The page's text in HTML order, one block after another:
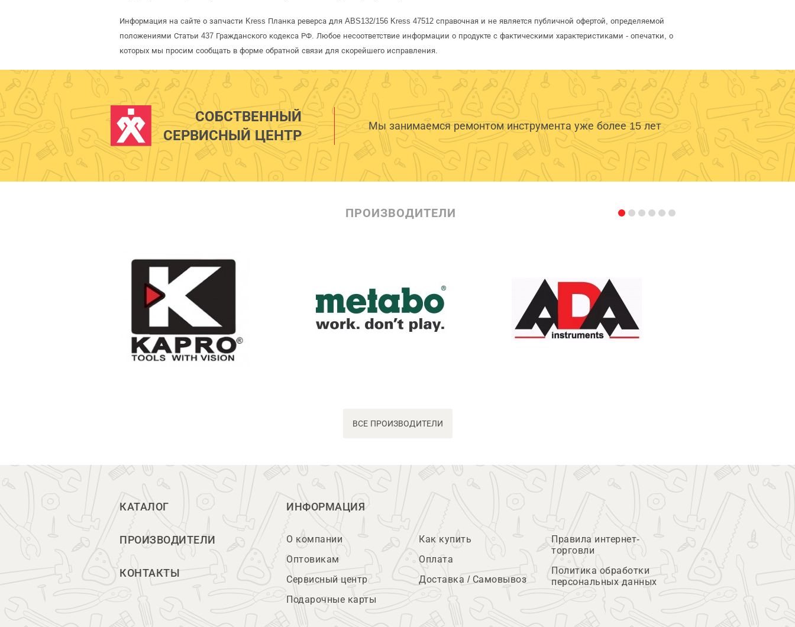
Информация на сайте о запчасти Kress Планка реверса для ABS132/156 Kress 47512 справочная и не является публичной офертой, определяемой
положениями Статьи 437 Гражданского кодекса РФ. Любое несоответствие информации о продукте с фактическими характеристиками - опечатки, о
которых мы просим сообщать в форме обратной связи для скорейшего исправления.
СОБСТВЕННЫЙ
СЕРВИСНЫЙ ЦЕНТР
Мы занимаемся ремонтом инструмента уже более 15 лет
ПРОИЗВОДИТЕЛИ
ВСЕ ПРОИЗВОДИТЕЛИ
КАТАЛОГ
ПРОИЗВОДИТЕЛИ
КОНТАКТЫ
ИНФОРМАЦИЯ
О компании
Оптовикам
Сервисный центр
Подарочные карты
Как купить
Оплата
Доставка / Самовывоз
Правила интернет-
торговли
Политика обработки
персональных данных